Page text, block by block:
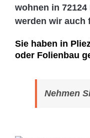
wohnen in
werden wir auch
Sie haben in
oder Folienbau
Nehmen